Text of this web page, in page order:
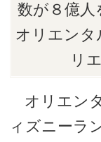
数が８億人
オリエンタ
リ
オリエン
ィズニーラ